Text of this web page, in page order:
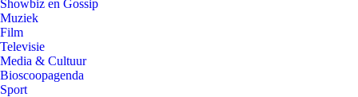
Showbiz en Gossip
Muziek
Film
Televisie
Media & Cultuur
Bioscoopagenda
Sport